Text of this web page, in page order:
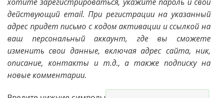
действующий email. При регистрации на указанный
адрес придет письмо с кодом активации и ссылкой на
ваш персональный аккаунт, где вы сможете
изменить свои данные, включая адрес сайта, ник,
описание, контакты и т.д., а также подписку на
новые комментарии.